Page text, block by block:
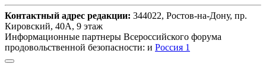
Контактный адрес редакции: 344022, Ростов-на-Дону, пр.
Кировский, 40А, 9 этаж
Информационные партнеры Всероссийского форума
продовольственной безопасности: и Россия 1